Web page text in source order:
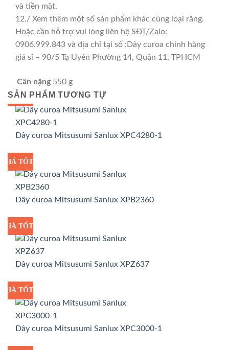
và tiền mặt.
12./ Xem thêm một số sản phẩm khác cùng loại răng.
Hoặc cần hỗ trợ vui lòng liên hệ SĐT/Zalo:
0906.999.843 và địa chỉ tại số :Dây curoa chính hãng
giá sỉ – 90/5 Tạ Uyên Phường 14, Quận 11, TPHCM
Cân nặng 550 g
SẢN PHẨM TƯƠNG TỰ
GIÁ SỈ
GIÁ TỐT
Dây curoa Mitsusumi Sanlux XPC4280-1
GIÁ SỈ
GIÁ TỐT
Dây curoa Mitsusumi Sanlux XPB2360
GIÁ SỈ
GIÁ TỐT
Dây curoa Mitsusumi Sanlux XPZ637
GIÁ SỈ
GIÁ TỐT
Dây curoa Mitsusumi Sanlux XPC3000-1